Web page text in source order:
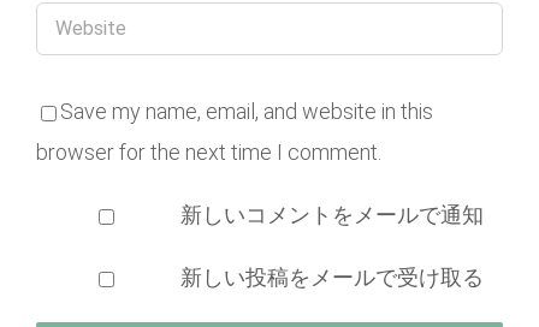
Save my name, email, and website in this
browser for the next time I comment.
新しいコメントをメールで通知
新しい投稿をメールで受け取る